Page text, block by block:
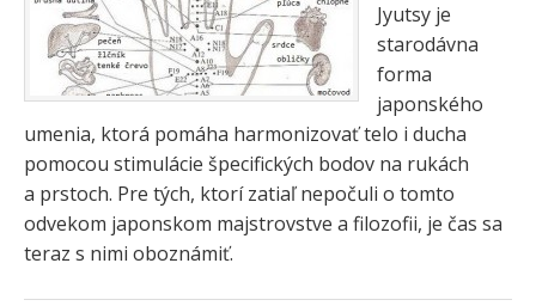
Jyutsy je
starodávna
forma
japonského
umenia, ktorá pomáha harmonizovať telo i ducha
pomocou stimulácie špecifických bodov na rukách
a prstoch. Pre tých, ktorí zatiaľ nepočuli o tomto
odvekom japonskom majstrovstve a filozofii, je čas sa
teraz s nimi oboznámiť.